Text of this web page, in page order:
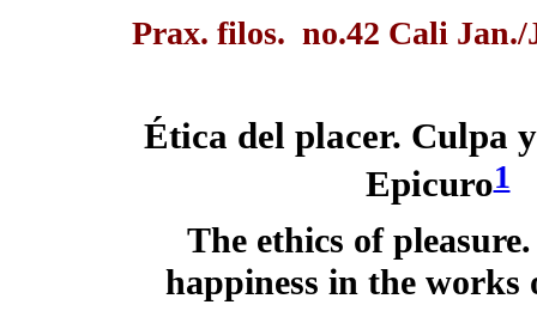
Prax. filos. no.42 Cali Jan./
Ética del placer. Culpa
Epicuro1
The ethics of
happiness in the works